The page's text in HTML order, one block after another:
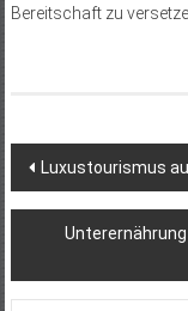
Bereitschaft zu
Luxustourismus